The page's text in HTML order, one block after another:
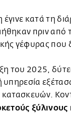
κατά τη
πριν από
γέφυρας που
του 2025,
υπηρεσία
κατασκευών.